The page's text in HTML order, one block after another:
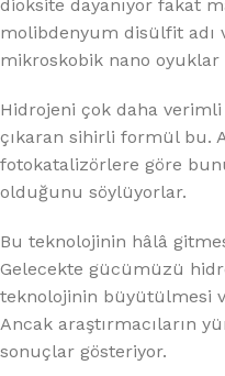
dioksite dayanıyor fakat
molibdenyum disülfit adı
mikroskobik nano oyuklar
Hidrojeni çok daha
çıkaran sihirli formül bu.
fotokatalizörlere göre
olduğunu söylüyorlar.
Bu teknolojinin hâlâ
Gelecekte gücümüzü
teknolojinin büyütülmesi
Ancak araştırmacıların
sonuçlar gösteriyor.